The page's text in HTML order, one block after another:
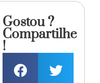
Gostou ?
Compartilhe
!